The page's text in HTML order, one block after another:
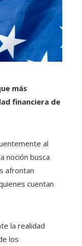
más
financiera de
al
noción busca
afrontan
cuentan
la realidad
los